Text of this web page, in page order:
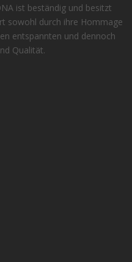
ist beständig und besitzt
sowohl durch ihre Hommage
entspannten und dennoch
Qualität.